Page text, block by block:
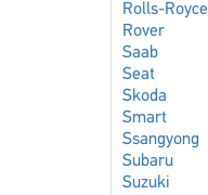
Rolls-Royce
Rover
Saab
Seat
Skoda
Smart
Ssangyong
Subaru
Suzuki